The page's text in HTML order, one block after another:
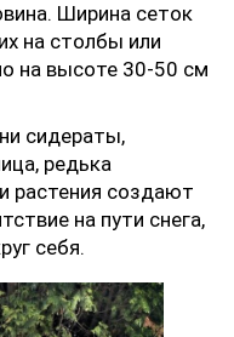
Ширина сеток
на столбы или
на высоте 30-50 см
сидераты,
редька
растения создают
на пути снега,
себя.